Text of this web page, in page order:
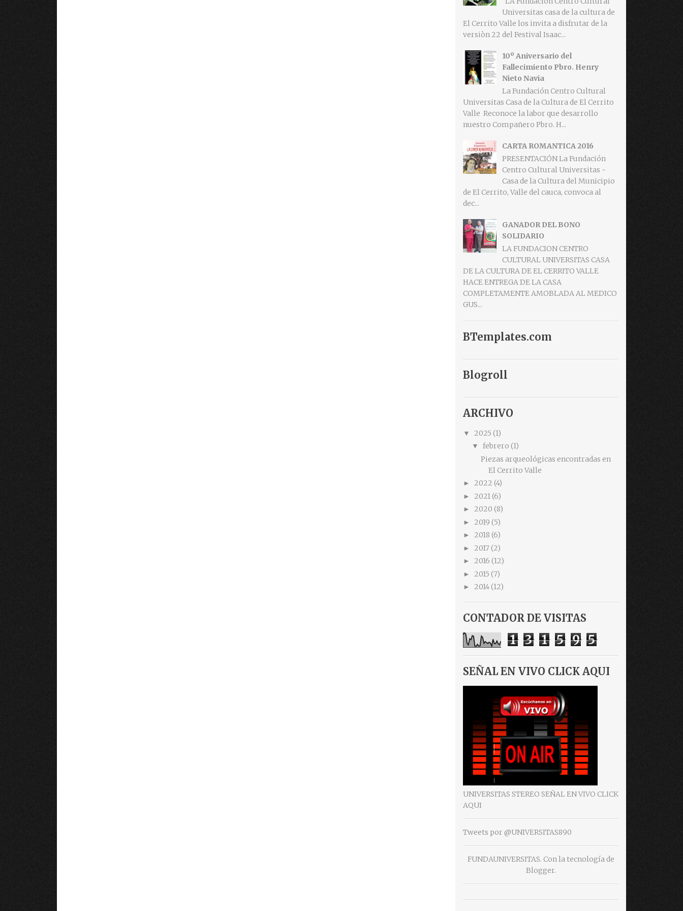
Universitas casa de la cultura de
El Cerrito Valle los invita a disfrutar de la
versiòn 22 del Festival Isaac...
10º Aniversario del
Fallecimiento Pbro. Henry
Nieto Navia
La Fundación Centro Cultural
Universitas Casa de la Cultura de El Cerrito
Valle Reconoce la labor que desarrollo
nuestro Compañero Pbro. H...
CARTA ROMANTICA 2016
PRESENTACIÓN La Fundación
Centro Cultural Universitas -
Casa de la Cultura del Municipio
de El Cerrito, Valle del cauca, convoca al
dec...
GANADOR DEL BONO
SOLIDARIO
LA FUNDACION CENTRO
CULTURAL UNIVERSITAS CASA
DE LA CULTURA DE EL CERRITO VALLE
HACE ENTREGA DE LA CASA
COMPLETAMENTE AMOBLADA AL MEDICO
GUS...
BTemplates.com
Blogroll
ARCHIVO
▼ 2025 (1)
▼ febrero (1)
Piezas arqueológicas encontradas en
El Cerrito Valle
► 2022 (4)
► 2021(6)
► 2020 (8)
► 2019 (5)
► 2018 (6)
► 2017 (2)
► 2016 (12)
► 2015 (7)
► 2014(12)
CONTADOR DE VISITAS
1 3 1 5 9 5
SEÑAL EN VIVO CLICK AQUI
UNIVERSITAS STEREO SEÑAL EN VIVO CLICK
AQUI
Tweets por @UNIVERSITAS890
FUNDAUNIVERSITAS. Con la tecnología de
Blogger.